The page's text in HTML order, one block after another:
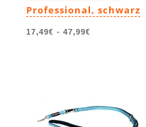
Professional, schwarz
17,49€ - 47,99€